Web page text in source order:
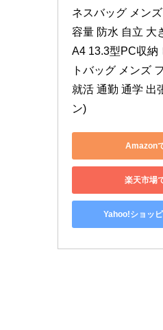
ネスバッグ メン
容量 防水 自立 大
A4 13.3型PC収納
トバッグ メンズ
就活 通勤 通学 出
ン)
Amazon
楽天市場
Yahoo!ショッ